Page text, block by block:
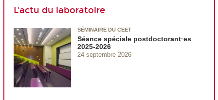
L'actu du laboratoire
SÉMINAIRE DU CEET
Séance spéciale postdoctorant·es
2025-2026
24 septembre 2026